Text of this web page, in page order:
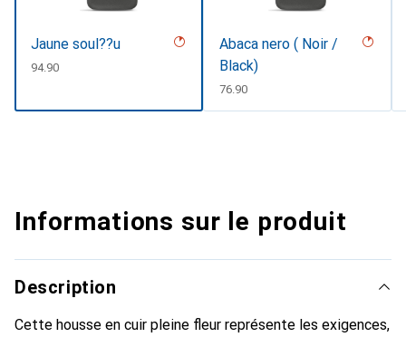
Jaune soul??u
CHF
94.90
Abaca nero ( Noir /
Black)
CHF
76.90
Informations sur le produit
Description
Cette housse en cuir pleine fleur représente les exigences,